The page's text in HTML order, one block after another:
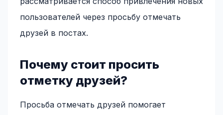
пользователей через просьбу отмечать
друзей в постах.
Почему стоит просить
отметку друзей?
Просьба отмечать друзей помогает